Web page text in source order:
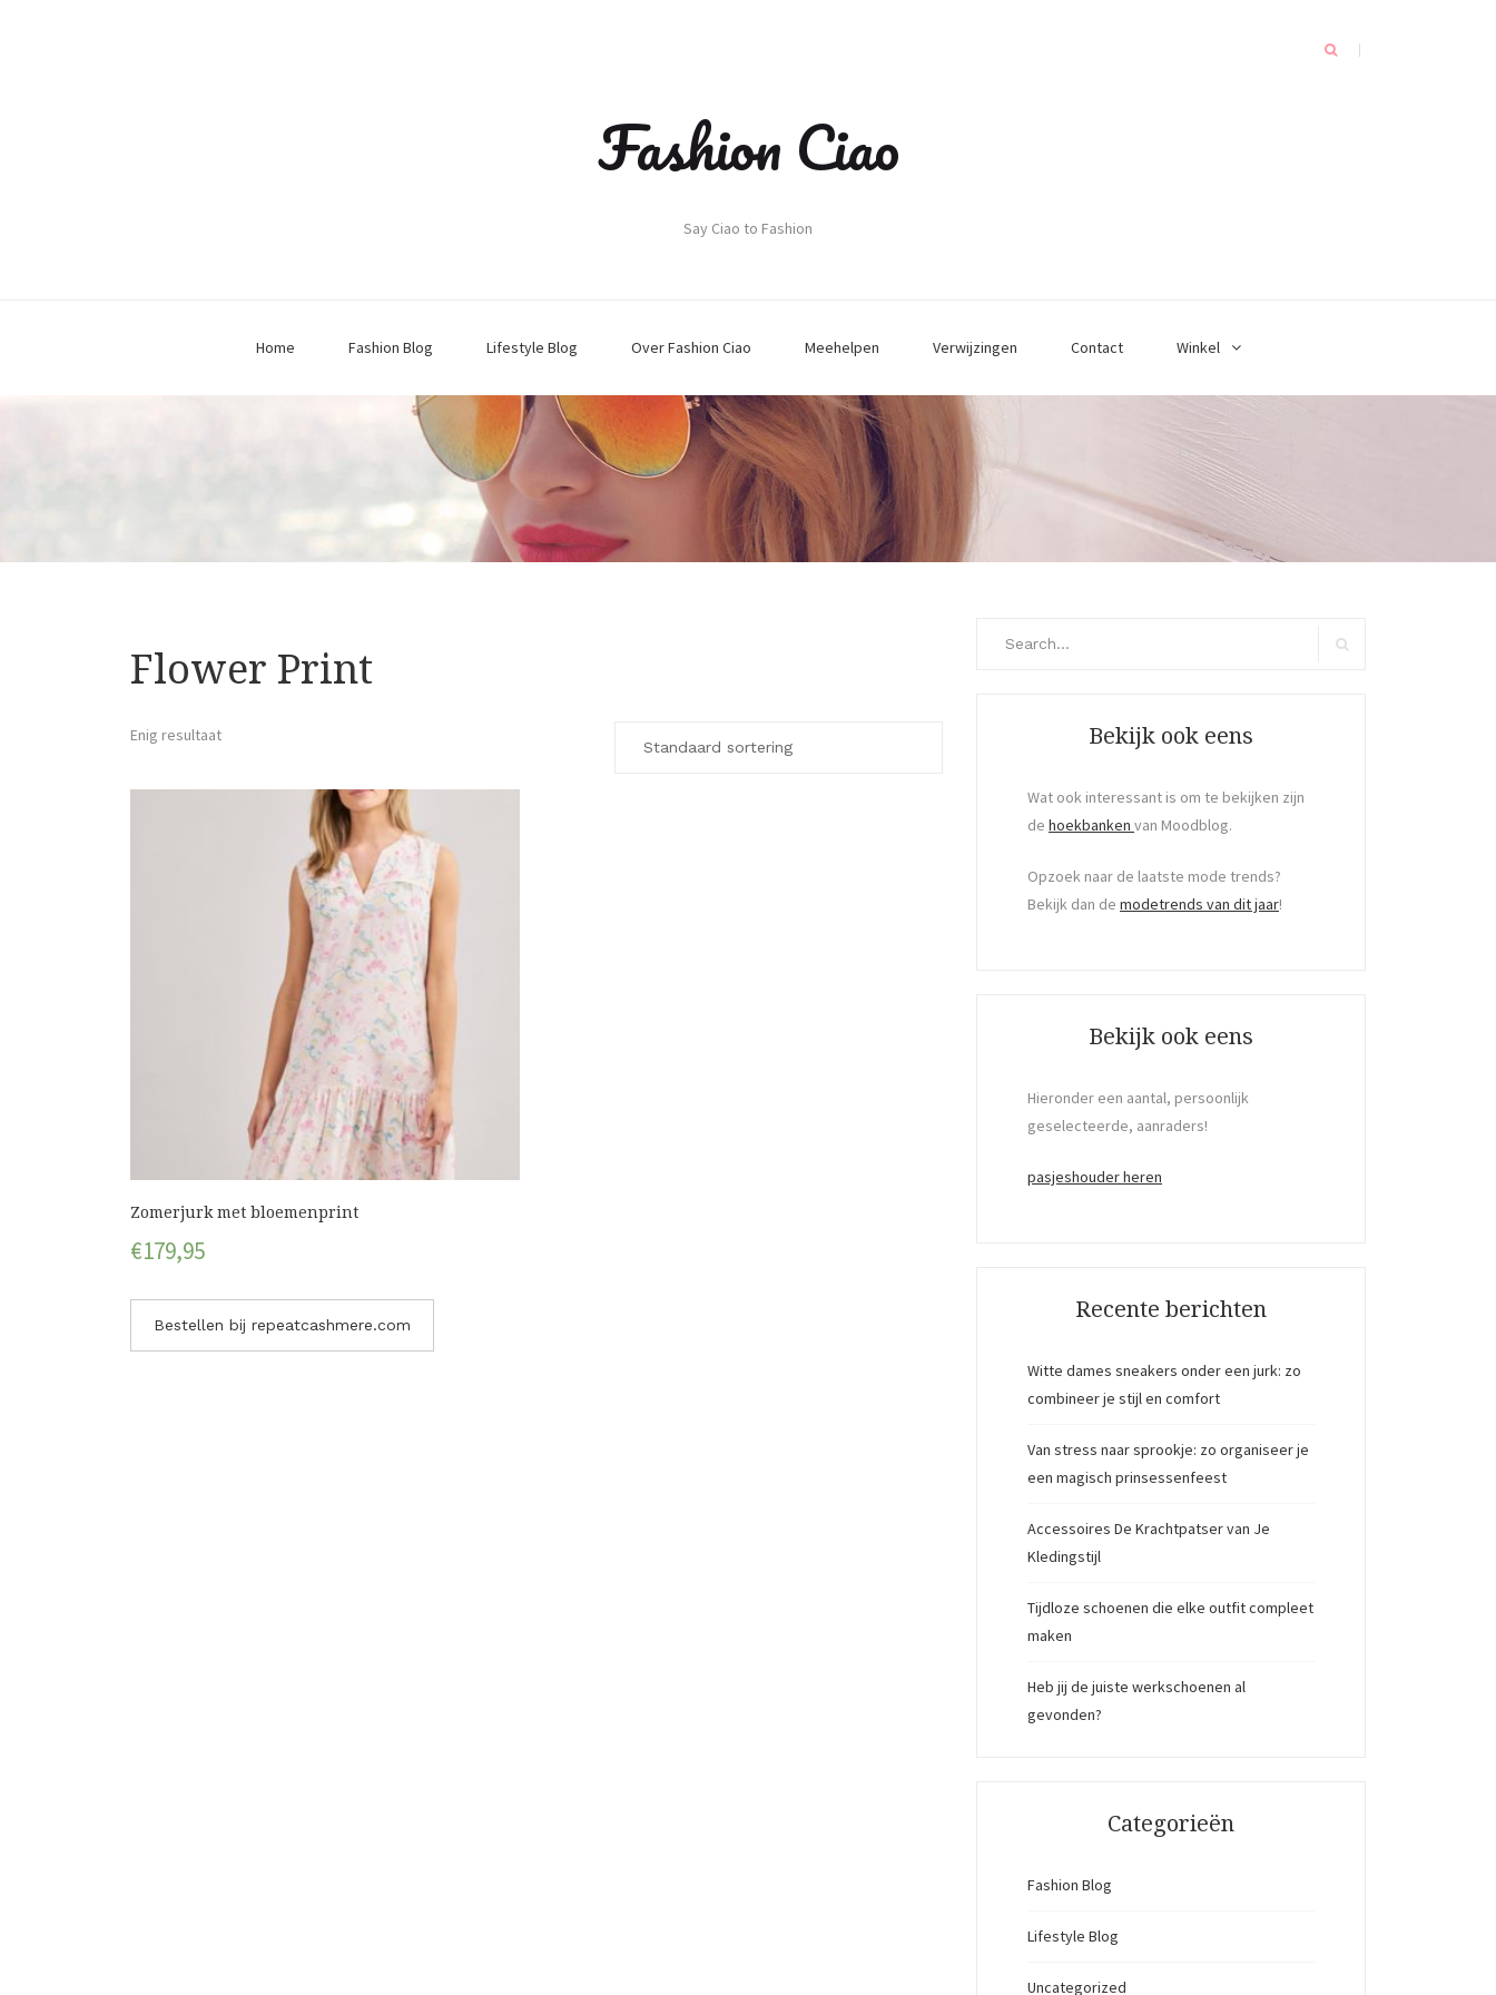
Fashion Ciao
Say Ciao to Fashion
Home Fashion Blog Lifestyle Blog Over Fashion Ciao Meehelpen Verwijzingen Contact Winkel
Flower Print
Enig resultaat
Zomerjurk met bloemenprint
€179,95
Bestellen bij repeatcashmere.com
Bekijk ook eens
Wat ook interessant is om te bekijken zijn
de hoekbanken van Moodblog.
Opzoek naar de laatste mode trends?
Bekijk dan de modetrends van dit jaar!
Bekijk ook eens
Hieronder een aantal, persoonlijk
geselecteerde, aanraders!
pasjeshouder heren
Recente berichten
Witte dames sneakers onder een jurk: zo
combineer je stijl en comfort
Van stress naar sprookje: zo organiseer je
een magisch prinsessenfeest
Accessoires De Krachtpatser van Je
Kledingstijl
Tijdloze schoenen die elke outfit compleet
maken
Heb jij de juiste werkschoenen al
gevonden?
Categorieën
Fashion Blog
Lifestyle Blog
Uncategorized